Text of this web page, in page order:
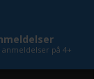
på 4+